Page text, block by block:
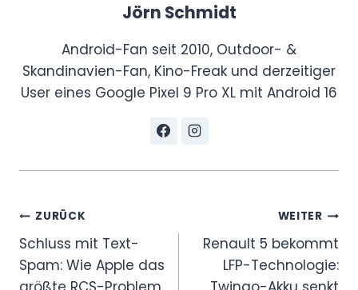
Jörn Schmidt
Android-Fan seit 2010, Outdoor- &
Skandinavien-Fan, Kino-Freak und derzeitiger
User eines Google Pixel 9 Pro XL mit Android 16
Beitragsnavigation
ZURÜCK
Schluss mit Text-
Spam: Wie Apple das
WEITER
Renault 5 bekommt
LFP-Technologie: